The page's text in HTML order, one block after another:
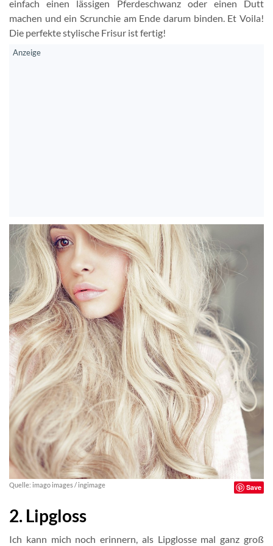
einfach einen lässigen Pferdeschwanz oder einen Dutt
machen und ein Scrunchie am Ende darum binden. Et Voila!
Die perfekte stylische Frisur ist fertig!
Quelle: imago images / ingimage Save
2. Lipgloss
Ich kann mich noch erinnern, als Lipglosse mal ganz groß